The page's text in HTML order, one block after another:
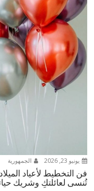
يونيو 23, 2026 الجمهورية
فن التخطيط لأعياد
تُنسى لعائلتكِ وشريك